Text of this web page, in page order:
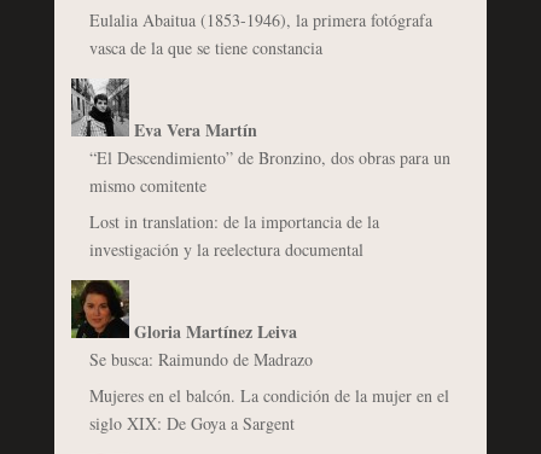
Eulalia Abaitua (1853-1946), la primera fotógrafa
vasca de la que se tiene constancia
Eva Vera Martín
“El Descendimiento” de Bronzino, dos obras para un
mismo comitente
Lost in translation: de la importancia de la
investigación y la reelectura documental
Gloria Martínez Leiva
Se busca: Raimundo de Madrazo
Mujeres en el balcón. La condición de la mujer en el
siglo XIX: De Goya a Sargent